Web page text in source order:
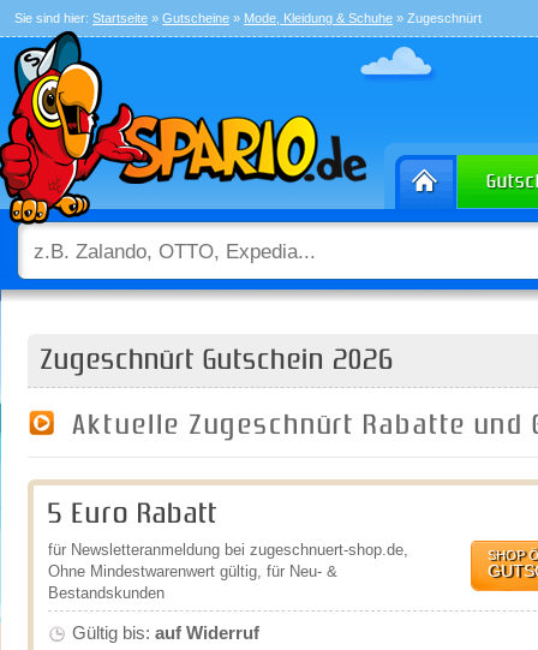
Sie sind hier: Startseite » Gutscheine » Mode, Kleidung & Schuhe » Zugeschnürt
Zugeschnürt Gutschein 2026
Aktuelle Zugeschnürt Rabatte und
5 Euro Rabatt
für Newsletteranmeldung bei zugeschnuert-shop.de,
Ohne Mindestwarenwert gültig, für Neu- &
Bestandskunden
SHOP
Gültig bis: auf Widerruf